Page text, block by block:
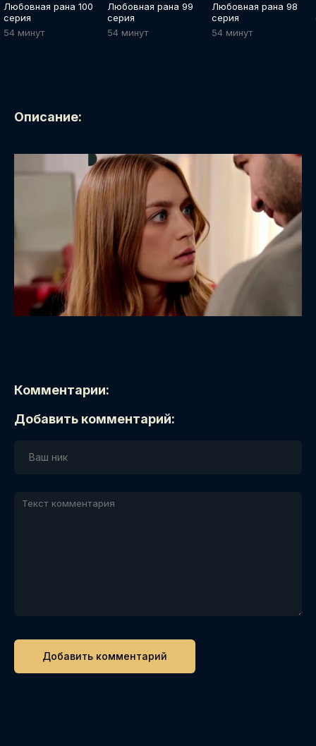
Любовная рана 100
серия
54 минут
Любовная рана 99
серия
54 минут
Любовная рана 98
серия
54 минут
Описание:
Комментарии:
Добавить комментарий: